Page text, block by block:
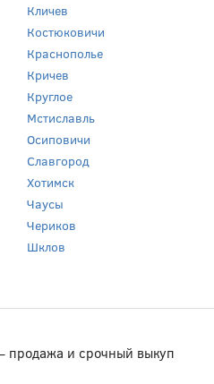
Кличев
Костюковичи
Краснополье
Кричев
Круглое
Мстиславль
Осиповичи
Славгород
Хотимск
Чаусы
Чериков
Шклов
продажа и срочный выкуп